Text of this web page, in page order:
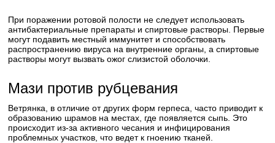
При поражении ротовой полости не следует использовать
антибактериальные препараты и спиртовые растворы. Первые
могут подавить местный иммунитет и способствовать
распространению вируса на внутренние органы, а спиртовые
растворы могут вызвать ожог слизистой оболочки.
Мази против рубцевания
Ветрянка, в отличие от других форм герпеса, часто приводит к
образованию шрамов на местах, где появляется сыпь. Это
происходит из-за активного чесания и инфицирования
проблемных участков, что ведет к гноению тканей.